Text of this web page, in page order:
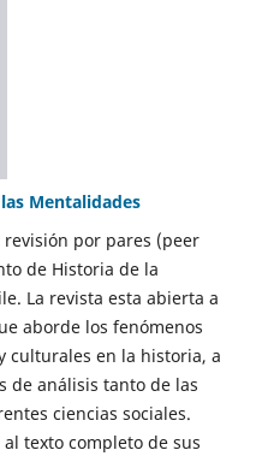
Mentalidades
por pares (peer
de Historia de la
La revista esta abierta a
aborde los fenómenos
culturales en la historia, a
de análisis tanto de las
ciencias sociales.
texto completo de sus